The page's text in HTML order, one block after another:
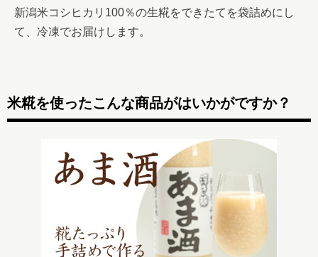
新潟米コシヒカリ100％の生糀をできたてを袋詰めにし
て、冷凍でお届けします。
米糀を使ったこんな商品がはいかがですか？